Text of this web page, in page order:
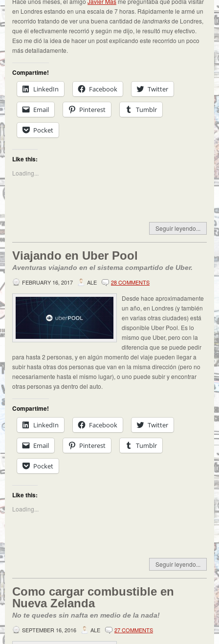
en Londres estando en una escala de 7 horas. Rápidamente le armé un
recorrido tratando de ver una buena cantidad de landmarksde Londres,
que él efectivamente recorrió y según me dijo, le resultó muy efectivo.
Eso me dió la idea de hacer un post explicando este recorrido un poco
más detalladamente.
Compartime!
LinkedIn
Facebook Twitter
Email Pinterest Tumblr
Pocket
Like this:
Loading...
Seguir leyendo...
Viajando en Uber Pool
Aventuras viajando en el sistema compartido de Uber.
FEBRUARY 16, 2017
ALE 28 COMMENTS
Desde hace aproximadamente
un año, en Londres (y también
en varias otras ciudades) está
disponible Uber Pool. Es lo
mismo que Uber, pero con la
diferencia que se puede pedir
para hasta 2 personas, y en algún momento del viaje pueden llegar a
subir hasta otras dos personas que van en la misma dirección (pero no
necesariamente hasta el mismo lugar), o uno puede subir y encontrar
otras personas ya dentro del auto.
Compartime!
LinkedIn
Facebook Twitter
Email Pinterest Tumblr
Pocket
Like this:
Loading...
Seguir leyendo...
Como cargar combustible en
Nueva Zelanda
No te quedes sin nafta en medio de la nada!
SEPTEMBER 16, 2016
ALE 27 COMMENTS